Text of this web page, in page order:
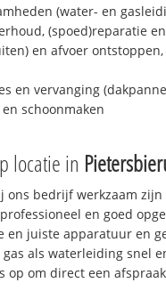
(water- en
(spoed)reparatie
en afvoer
en vervanging
schoonmaken
locatie in
ons bedrijf werkzaam
en goed
en juiste apparatuur en
als waterleiding snel
op om direct een